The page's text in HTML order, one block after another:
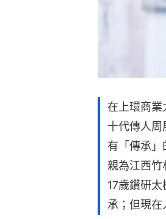
在上環商業
十代傳人周
有「傳承
親為江西竹
17歲鑽研
承；但現